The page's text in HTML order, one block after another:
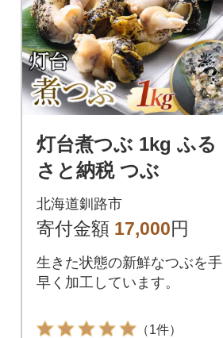
灯台煮つぶ 1kg ふる
さと納税 つぶ
北海道釧路市
寄付金額 17,000円
生きた状態の新鮮なつぶを手
早く加工しています。
（1件）